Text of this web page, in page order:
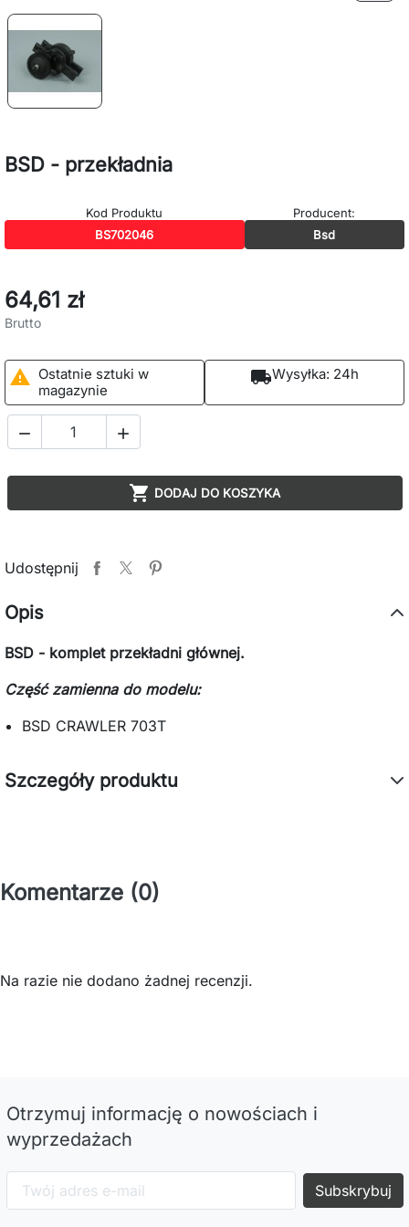
BSD - przekładnia
Kod Produktu
BS702046
Producent:
Bsd
64,61 zł
Brutto

Ostatnie sztuki w
magazynie
local_shippingWysyłka: 24h
 
 DODAJ DO KOSZYKA
Udostępnij
Opis
BSD - komplet przekładni głównej.
Część zamienna do modelu:
BSD CRAWLER 703T
Szczegóły produktu
Komentarze (0)
Na razie nie dodano żadnej recenzji.
Otrzymuj informację o nowościach i
wyprzedażach